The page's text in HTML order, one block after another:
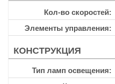
Кол-во скоростей
Элементы управления
КОНСТРУКЦИЯ
Тип ламп освещения